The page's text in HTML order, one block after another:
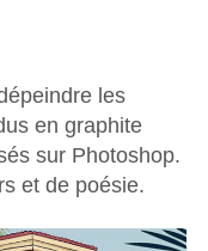
les
en graphite
sur Photoshop.
et de poésie.